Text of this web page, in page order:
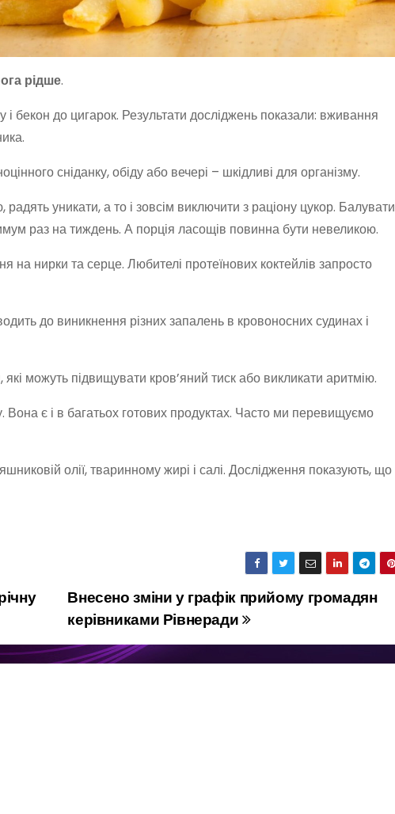
рідше.
бекон до цигарок. Результати досліджень показали: вживання
сніданку, обіду або вечері – шкідливі для організму.
уникати, а то і зовсім виключити з раціону цукор. Балувати
раз на тиждень. А порція ласощів повинна бути невеликою.
нирки та серце. Любителі протеїнових коктейлів запросто
до виникнення різних запалень в кровоносних судинах і
можуть підвищувати кров’яний тиск або викликати аритмію.
Вона є і в багатьох готових продуктах. Часто ми перевищуємо
олії, тваринному жирі і салі. Дослідження показують, що
Внесено зміни у графік прийому громадян
керівниками Рівнеради